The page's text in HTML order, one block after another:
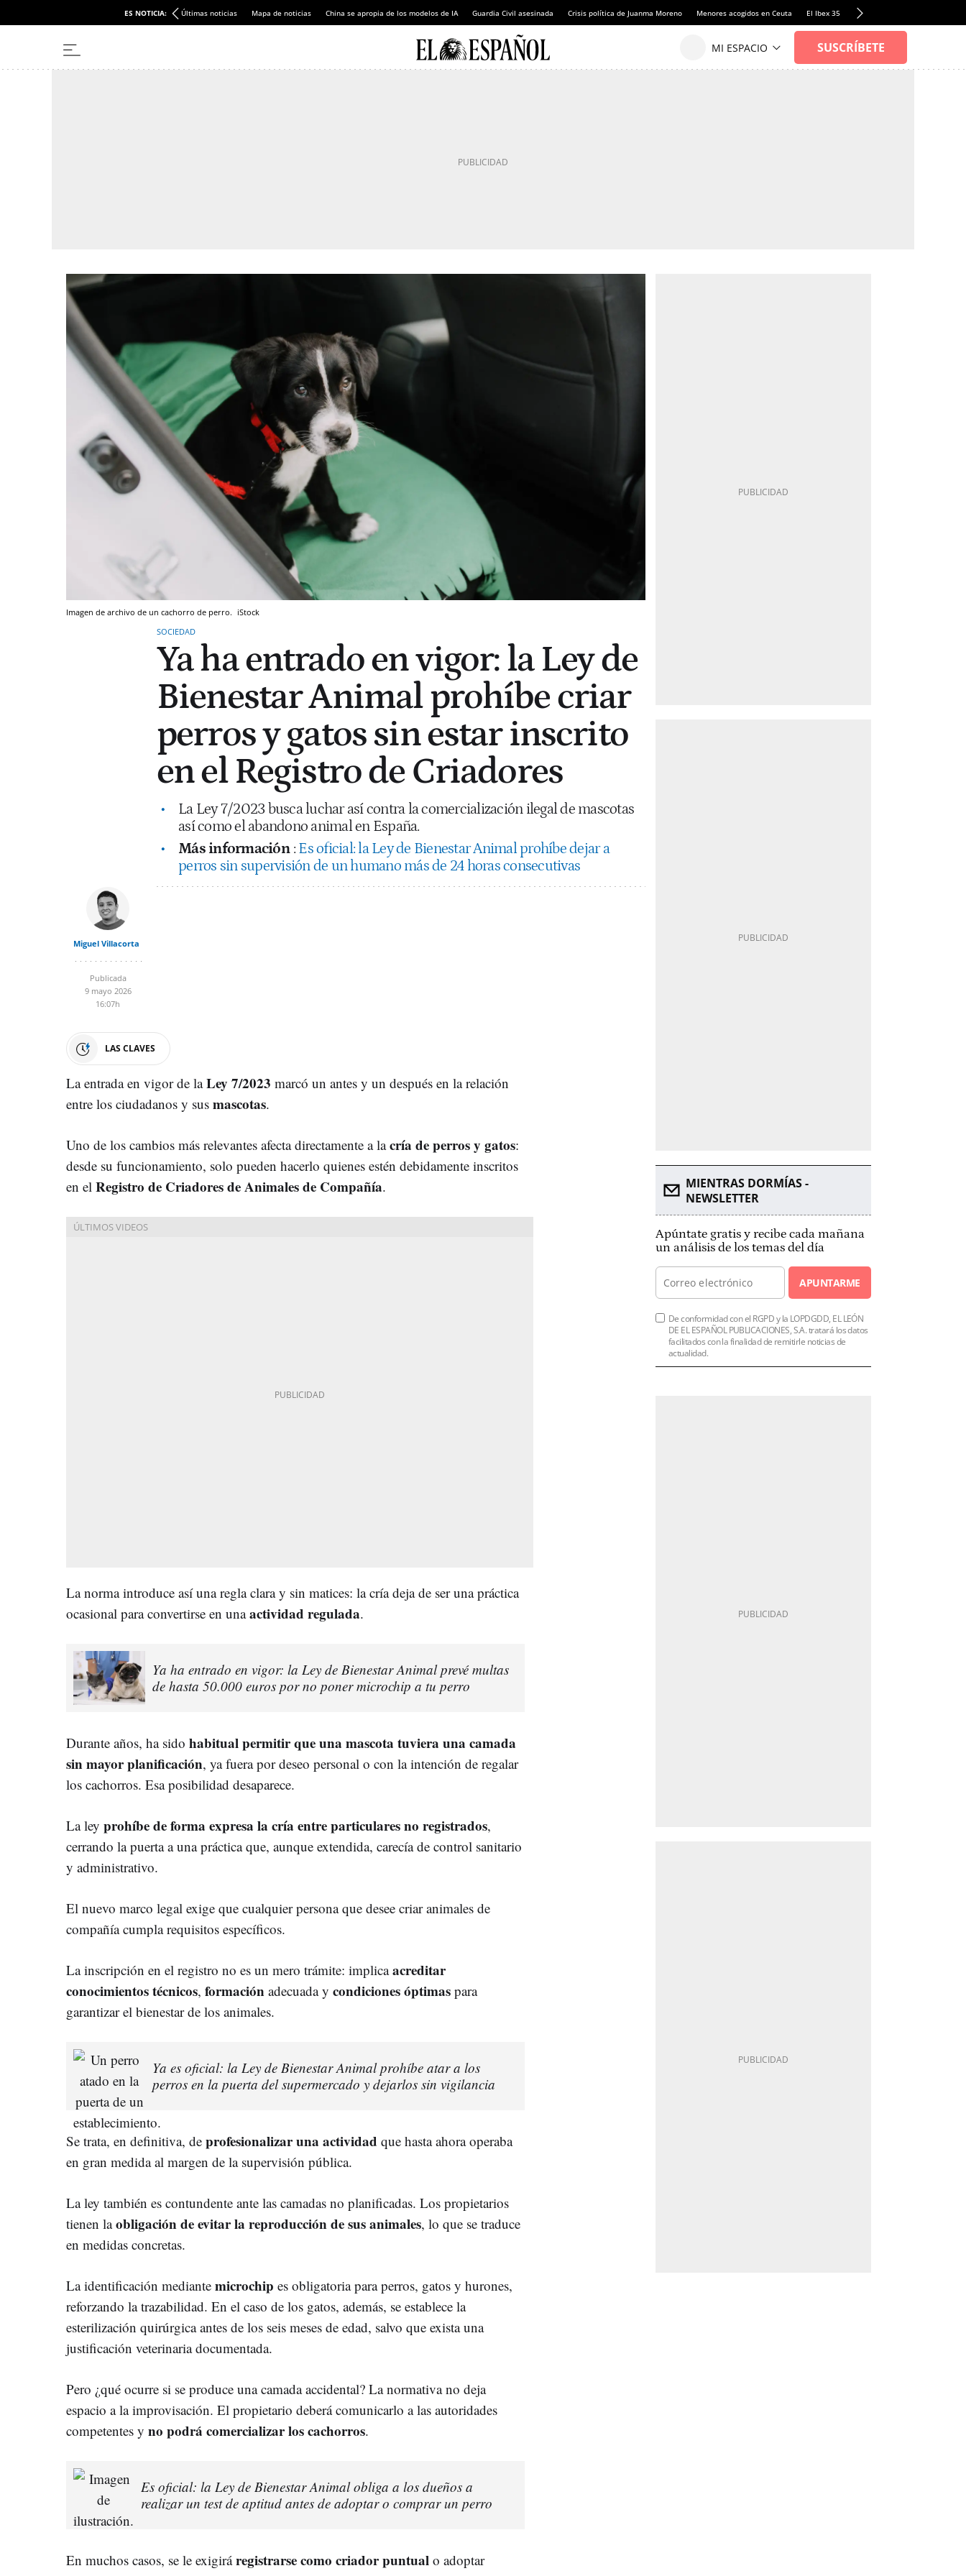
ES NOTICIA: Últimas noticias Mapa de noticias China se apropia de los modelos de IA Guardia Civil asesinada Crisis política de Juanma Moreno Menores acogidos en Ceuta El Ibex 35 Llamadas de alerta Sánchez
Imagen de archivo de un cachorro de perro. iStock
SOCIEDAD
Ya ha entrado en vigor: la Ley de
Bienestar Animal prohíbe criar
perros y gatos sin estar inscrito
en el Registro de Criadores
La Ley 7/2023 busca luchar así contra la comercialización ilegal de mascotas
así como el abandono animal en España.
Más información : Es oficial: la Ley de Bienestar Animal prohíbe dejar a
perros sin supervisión de un humano más de 24 horas consecutivas
Miguel Villacorta
Publicada
9 mayo 2026
16:07h
LAS CLAVES
La entrada en vigor de laLey 7/2023 marcó un antes y un después en la relación
entre los ciudadanos y sus mascotas.
Uno de los cambios más relevantes afecta directamente a lacría de perros y gatos:
desde su funcionamiento, solo pueden hacerlo quienes estén debidamente inscritos
en el Registro de Criadores de Animales de Compañía.
La norma introduce así una regla clara y sin matices: la cría deja de ser una práctica
ocasional para convertirse en unaactividad regulada.
Ya ha entrado en vigor: la Ley de Bienestar Animal prevé multas
de hasta 50.000 euros por no poner microchip a tu perro
Durante años, ha sido habitual permitir que una mascota tuviera una camada
sin mayor planificación, ya fuera por deseo personal o con la intención de regalar
los cachorros. Esa posibilidad desaparece.
La ley prohíbe de forma expresa la cría entre particulares no registrados,
cerrando la puerta a una práctica que, aunque extendida, carecía de control sanitario
y administrativo.
El nuevo marco legal exige que cualquier persona que desee criar animales de
compañía cumpla requisitos específicos.
La inscripción en el registro no es un mero trámite: implicaacreditar
conocimientos técnicos, formación adecuada y condiciones óptimas para
garantizar el bienestar de los animales.
Ya es oficial: la Ley de Bienestar Animal prohíbe atar a los
perros en la puerta del supermercado y dejarlos sin vigilancia
Se trata, en definitiva, de profesionalizar una actividad que hasta ahora operaba
en gran medida al margen de la supervisión pública.
La ley también es contundente ante las camadas no planificadas. Los propietarios
tienen laobligación de evitar la reproducción de sus animales, lo que se traduce
en medidas concretas.
La identificación mediante microchip es obligatoria para perros, gatos y hurones,
reforzando la trazabilidad. En el caso de los gatos, además, se establece la
esterilización quirúrgica antes de los seis meses de edad, salvo que exista una
justificación veterinaria documentada.
Pero ¿qué ocurre si se produce una camada accidental? La normativa no deja
espacio a la improvisación. El propietario deberá comunicarlo a las autoridades
competentes y no podrá comercializar los cachorros.
Es oficial: la Ley de Bienestar Animal obliga a los dueños a
realizar un test de aptitud antes de adoptar o comprar un perro
En muchos casos, se le exigiráregistrarse como criador puntual o adoptar
MIENTRAS DORMÍAS -
NEWSLETTER
Apúntate gratis y recibe cada mañana
un análisis de los temas del día
APUNTARME
De conformidad con el RGPD y la LOPDGDD, EL LEÓN
DE EL ESPAÑOL PUBLICACIONES, S.A. tratará los datos
facilitados con la finalidad de remitirle noticias de
actualidad.